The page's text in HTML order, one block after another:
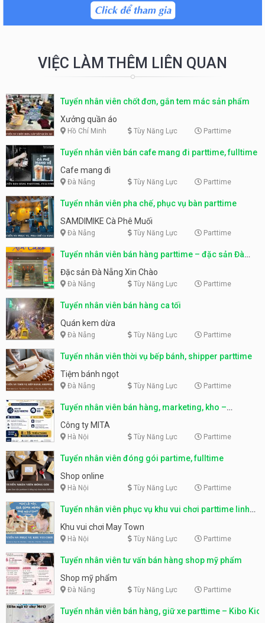
VIỆC LÀM THÊM LIÊN QUAN
Tuyển nhân viên chốt đơn, gắn tem mác sản phẩm
Xưởng quần áo
Hồ Chí Minh Tùy Năng Lực Parttime
Tuyển nhân viên bán cafe mang đi parttime, fulltime
Cafe mang đi
Đà Nẵng Tùy Năng Lực Parttime
Tuyển nhân viên pha chế, phục vụ bàn parttime
SAMDIMIKE Cà Phê Muối
Đà Nẵng Tùy Năng Lực Parttime
Tuyển nhân viên bán hàng parttime – đặc sản Đà
Nẵng
Đặc sản Đà Nẵng Xin Chào
Đà Nẵng Tùy Năng Lực Parttime
Tuyển nhân viên bán hàng ca tối
Quán kem dừa
Đà Nẵng Tùy Năng Lực Parttime
Tuyển nhân viên thời vụ bếp bánh, shipper parttime
Tiệm bánh ngọt
Đà Nẵng Tùy Năng Lực Parttime
Tuyển nhân viên bán hàng, marketing, kho –
parttime, fulltime
Công ty MITA
Hà Nội Tùy Năng Lực Parttime
Tuyển nhân viên đóng gói partime, fulltime
Shop online
Hà Nội Tùy Năng Lực Parttime
Tuyển nhân viên phục vụ khu vui chơi parttime linh
động
Khu vui chơi May Town
Hà Nội Tùy Năng Lực Parttime
Tuyển nhân viên tư vấn bán hàng shop mỹ phẩm
Shop mỹ phẩm
Đà Nẵng Tùy Năng Lực Parttime
Tuyển nhân viên bán hàng, giữ xe parttime – Kibo Kid